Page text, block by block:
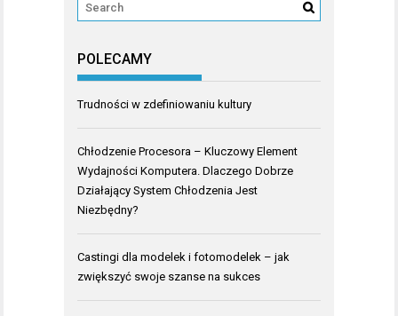
POLECAMY
Trudności w zdefiniowaniu kultury
Chłodzenie Procesora – Kluczowy Element
Wydajności Komputera. Dlaczego Dobrze
Działający System Chłodzenia Jest
Niezbędny?
Castingi dla modelek i fotomodelek – jak
zwiększyć swoje szanse na sukces